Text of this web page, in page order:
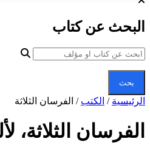
البحث عن كتاب
بحث
الرئيسية / الكتب / الفرسان الثلاثة
الفرسان الثلاثة،